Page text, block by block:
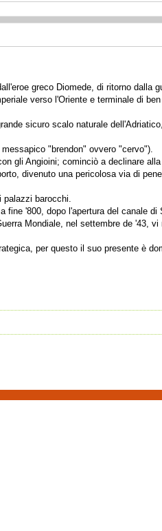
greco Diomede, di ritorno dalla
verso l'Oriente e terminale di
sicuro scalo naturale
"brendon" ovvero "cervo").
gli Angioini; cominciò a declinare
divenuto una pericolosa via di
barocchi.
'800, dopo l'apertura del canale di
Mondiale, nel settembre de '43, vi
per questo il suo presente è